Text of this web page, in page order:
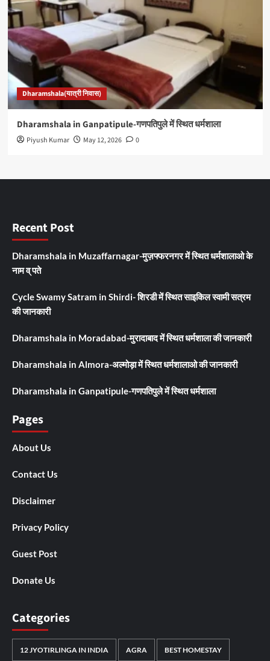
Dharamshala(यात्री निवास)
Dharamshala in Ganpatipule-गणपतिपुले में स्थित धर्मशाला
Piyush Kumar May 12, 2026 0
Recent Post
Dharamshala in Muzaffarnagar-मुज़फ्फरनगर में स्थित धर्मशालाओ के
नाम व् पते
Cycle Swamy Satram in Shirdi- शिरडी में स्थित साइकिल स्वामी सत्रम
की जानकारी
Dharamshala in Moradabad-मुरादाबाद में स्थित धर्मशाला की जानकारी
Dharamshala in Almora-अल्मोड़ा में स्थित धर्मशालाओ की जानकारी
Dharamshala in Ganpatipule-गणपतिपुले में स्थित धर्मशाला
Pages
About Us
Contact Us
Disclaimer
Privacy Policy
Guest Post
Donate Us
Categories
12 JYOTIRLINGA IN INDIA AGRA BEST HOMESTAY